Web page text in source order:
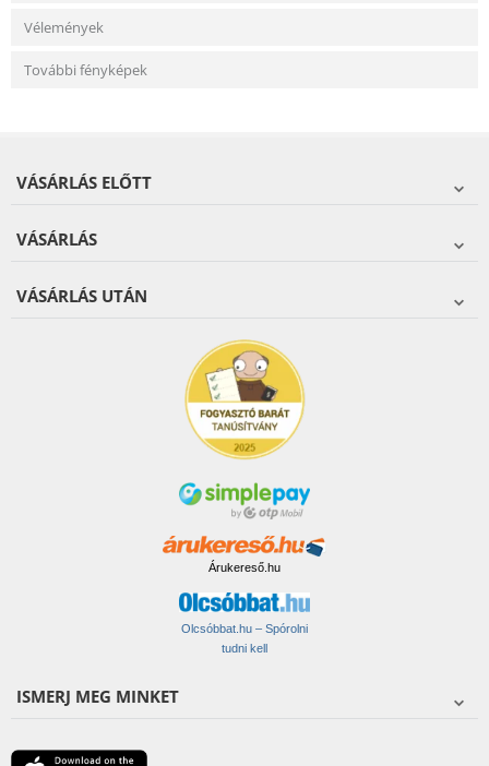
Vélemények
További fényképek
VÁSÁRLÁS ELŐTT
VÁSÁRLÁS
VÁSÁRLÁS UTÁN
Árukereső.hu
Olcsóbbat.hu – Spórolni
tudni kell
ISMERJ MEG MINKET